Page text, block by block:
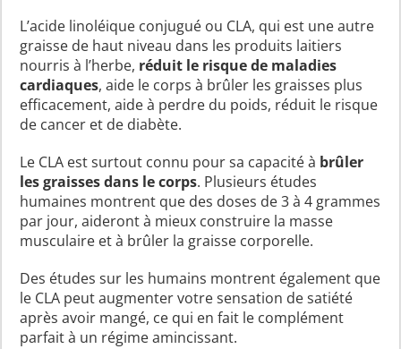
L’acide linoléique conjugué ou CLA, qui est une autre
graisse de haut niveau dans les produits laitiers
nourris à l’herbe, réduit le risque de maladies
cardiaques, aide le corps à brûler les graisses plus
efficacement, aide à perdre du poids, réduit le risque
de cancer et de diabète.
Le CLA est surtout connu pour sa capacité à brûler
les graisses dans le corps. Plusieurs études
humaines montrent que des doses de 3 à 4 grammes
par jour, aideront à mieux construire la masse
musculaire et à brûler la graisse corporelle.
Des études sur les humains montrent également que
le CLA peut augmenter votre sensation de satiété
après avoir mangé, ce qui en fait le complément
parfait à un régime amincissant.